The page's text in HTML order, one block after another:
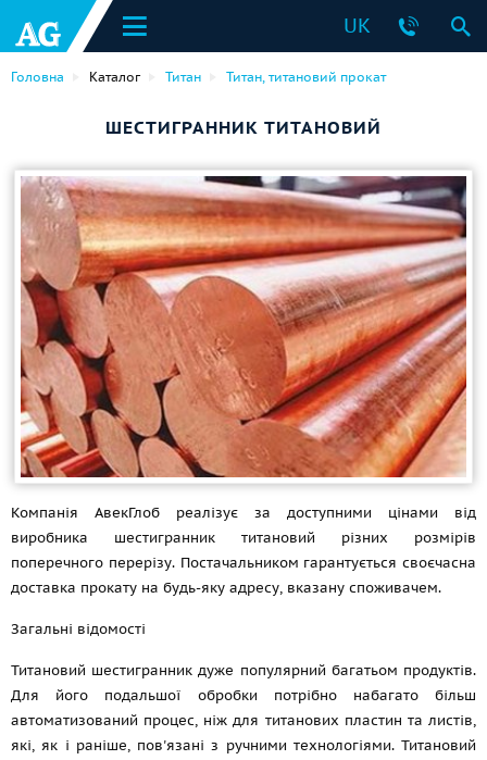
UK
Головна Каталог Титан Титан, титановий прокат
ШЕСТИГРАННИК ТИТАНОВИЙ
Компанія АвекГлоб реалізує за доступними цінами від
виробника шестигранник титановий різних розмірів
поперечного перерізу. Постачальником гарантується своєчасна
доставка прокату на будь-яку адресу, вказану споживачем.
Загальні відомості
Титановий шестигранник дуже популярний багатьом продуктів.
Для його подальшої обробки потрібно набагато більш
автоматизований процес, ніж для титанових пластин та листів,
які, як і раніше, пов'язані з ручними технологіями. Титановий